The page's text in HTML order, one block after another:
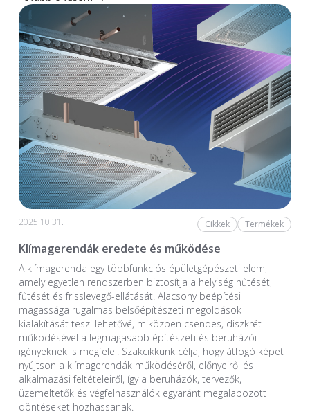
2025.10.31. Cikkek Termékek
Klímagerendák eredete és működése
A klímagerenda egy többfunkciós épületgépészeti elem,
amely egyetlen rendszerben biztosítja a helyiség hűtését,
fűtését és frisslevegő-ellátását. Alacsony beépítési
magassága rugalmas belsőépítészeti megoldások
kialakítását teszi lehetővé, miközben csendes, diszkrét
működésével a legmagasabb építészeti és beruházói
igényeknek is megfelel. Szakcikkünk célja, hogy átfogó képet
nyújtson a klímagerendák működéséről, előnyeiről és
alkalmazási feltételeiről, így a beruházók, tervezők,
üzemeltetők és végfelhasználók egyaránt megalapozott
döntéseket hozhassanak.